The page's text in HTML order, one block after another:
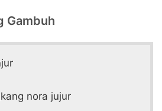
Gambuh
nora jujur